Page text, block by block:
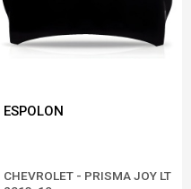
ESPOLON
CHEVROLET - PRISMA JOY LT